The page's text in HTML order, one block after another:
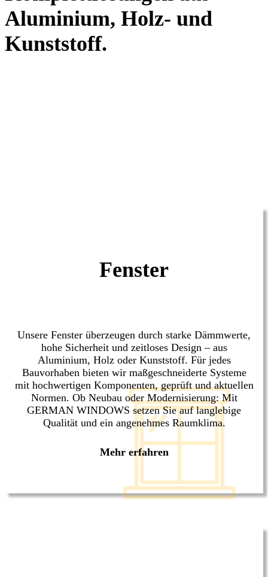
Aluminium, Holz- und
Kunststoff.
Fenster
Unsere Fenster überzeugen durch starke Dämmwerte,
hohe Sicherheit und zeitloses Design – aus
Aluminium, Holz oder Kunststoff. Für jedes
Bauvorhaben bieten wir maßgeschneiderte Systeme
mit hochwertigen Komponenten, geprüft und aktuellen
Normen. Ob Neubau oder Modernisierung: Mit
GERMAN WINDOWS setzen Sie auf langlebige
Qualität und ein angenehmes Raumklima.
Mehr erfahren